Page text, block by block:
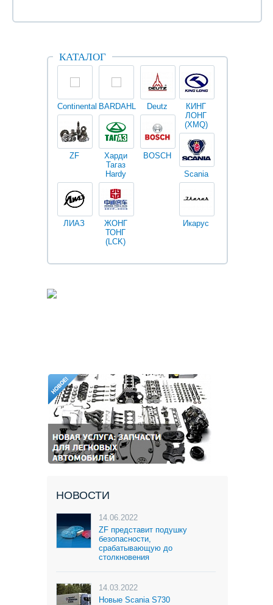
КАТАЛОГ
Continental BARDAHL Deutz
ZF
Харди
Тагаз
Hardy
BOSCH
ЛИАЗ
ЖОНГ
ТОНГ
(LCK)
КИНГ
ЛОНГ
(XMQ)
Scania
Икарус
НОВОСТИ
14.06.2022
ZF представит подушку
безопасности,
срабатывающую до
столкновения
14.03.2022
Новые Scania S730